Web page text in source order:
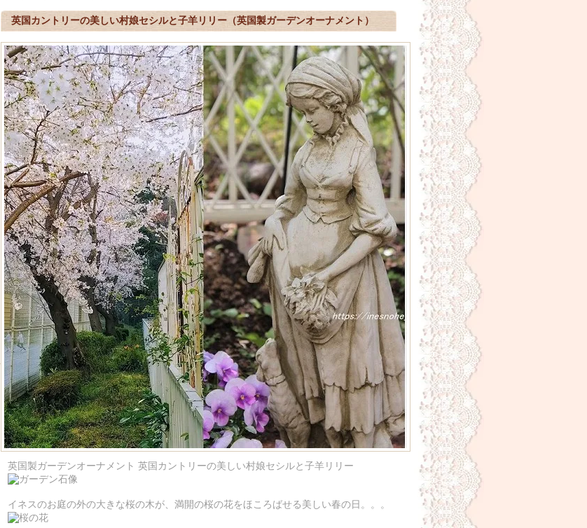
英国カントリーの美しい村娘セシルと子羊リリー（英国製ガーデンオーナメント）
英国製ガーデンオーナメント 英国カントリーの美しい村娘セシルと子羊リリー
イネスのお庭の外の大きな桜の木が、満開の桜の花をほころばせる美しい春の日。。。